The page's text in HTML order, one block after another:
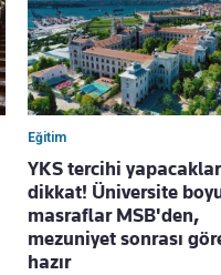
Eğitim
YKS tercihi yapacaklar
dikkat! Üniversite
masraflar MSB'den,
mezuniyet sonrası
hazır